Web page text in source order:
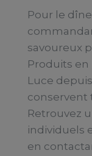
Pour le
savoureux
Produits en
Luce
conservent
Retrouvez
individuels
en